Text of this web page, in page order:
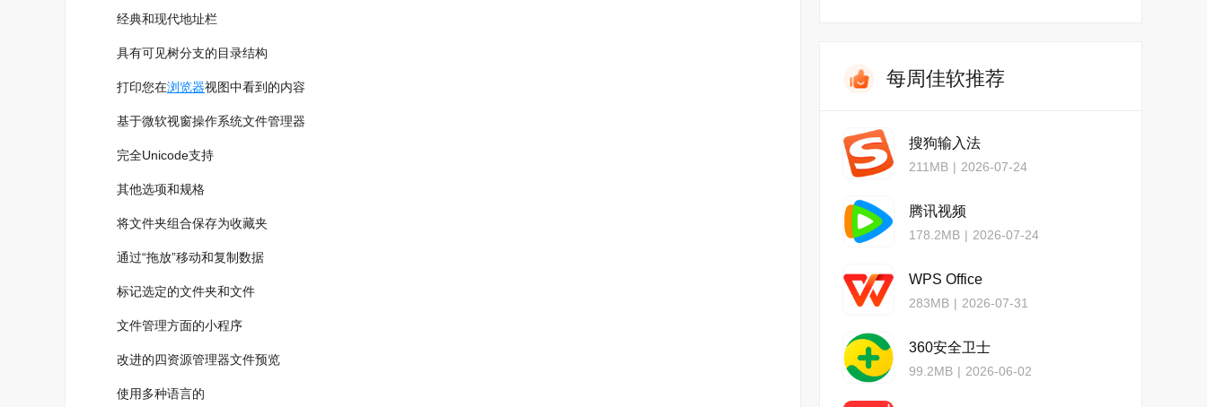
经典和现代地址栏
具有可见树分支的目录结构
打印您在浏览器视图中看到的内容
基于微软视窗操作系统文件管理器
完全Unicode支持
其他选项和规格
将文件夹组合保存为收藏夹
通过“拖放”移动和复制数据
标记选定的文件夹和文件
文件管理方面的小程序
改进的四资源管理器文件预览
使用多种语言的
每周佳软推荐
搜狗输入法
211MB | 2026-07-24
腾讯视频
178.2MB | 2026-07-24
WPS Office
283MB | 2026-07-31
360安全卫士
99.2MB | 2026-06-02